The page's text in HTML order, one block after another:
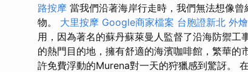
路按摩 當我們沿著海岸行走時，我們無法想像
物。 大里按摩 Google商家檔案 台胞證新北 外燴
用，因為著名的蘇丹蘇萊曼人監督了沿海防禦工
的熱門目的地，擁有舒適的海濱咖啡館，繁華
許免費浮動的Murena對一天的狩獵感到驚訝。